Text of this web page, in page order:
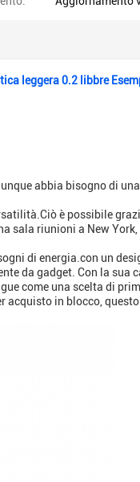
leggera 0.2 libbre
abbia bisogno di
è possibile
sala riunioni a New
di energia.con un
da gadget. Con la sua
come una scelta di
acquisto in blocco,